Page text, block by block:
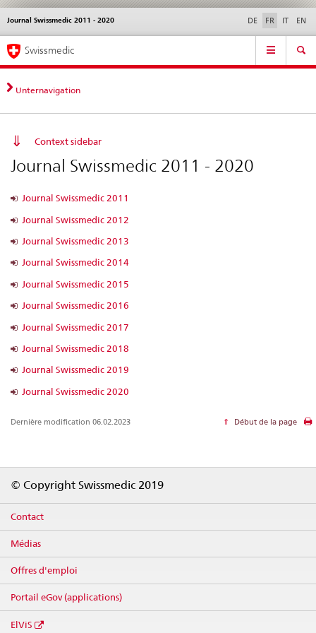
Navigation
directe:
actualités,
bases
contact
Actualités & Mises à
normes
Contact | Support &
aide
Journal Swissmedic 2011 - 2020 DE FR IT EN
Service
Navigation
Swissmedic
Unternavigation
Context sidebar
Journal Swissmedic 2011 - 2020
Journal Swissmedic 2011
Journal Swissmedic 2012
Journal Swissmedic 2013
Journal Swissmedic 2014
Journal Swissmedic 2015
Journal Swissmedic 2016
Journal Swissmedic 2017
Journal Swissmedic 2018
Journal Swissmedic 2019
Journal Swissmedic 2020
Dernière modification 06.02.2023 Début de la page
© Copyright Swissmedic 2019
Contact
Médias
Offres d'emploi
Portail eGov (applications)
ElViS